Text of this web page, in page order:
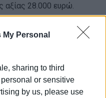
Personal
sharing to third
or sensitive
by us, please use
αξίας 28.000 ευρώ.
από
αποκαλύπτονται κωδικοί
μέσω τηλεφώνου ή
σε περιπτώσεις